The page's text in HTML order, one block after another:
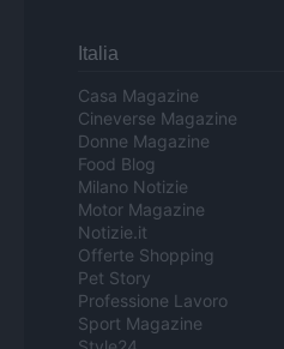
Italia
Casa Magazine
Cineverse Magazine
Donne Magazine
Food Blog
Milano Notizie
Motor Magazine
Notizie.it
Offerte Shopping
Pet Story
Professione Lavoro
Sport Magazine